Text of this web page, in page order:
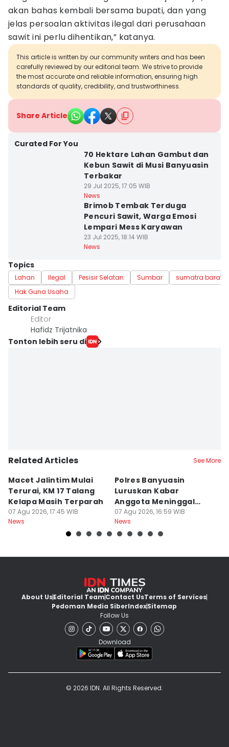
akan bahas kembali bersama bupati, dan yang
jelas persoalan aktivitas ilegal dari perusahaan
sawit ini perlu dihentikan,” katanya.
This article is written by our community writers and has been
carefully reviewed by our editorial team. We strive to provide
the most accurate and reliable information, ensuring high
standards of quality, credibility, and trustworthiness.
Share Article
Curated For You
70 Hektare Lahan Gambut dan
Kebun Sawit di Musi Banyuasin
Terbakar
29 Jul 2025, 17:05 WIB
News
Brimob Tembak Terduga
Pencuri Sawit, Warga Emosi
Lempari Mess Karyawan
23 Jul 2025, 18:14 WIB
News
Topics
Lahan Ilegal Pesisir Selatan Sumbar
sumatra barat
Hak Guna Usaha
Editorial Team
Editor
Hafidz Trijatnika
Tonton lebih seru di
Related Articles See More
Macet Jalintim Mulai
Terurai, KM 17 Talang
Kelapa Masih Terparah
07 Agu 2026, 17:45 WIB
News
Polres Banyuasin
Luruskan Kabar
Anggota Meninggal
Akibat Lelah Atur Lalin
07 Agu 2026, 16:59 WIB
News
About UsEditorial TeamContact UsTerms of Services
Pedoman Media SiberIndexSitemap
Follow Us
Download
© 2026 IDN. All Rights Reserved.